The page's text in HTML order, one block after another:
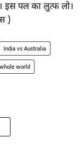
इस पल का लुत्फ लो।
)
India vs Australia
world